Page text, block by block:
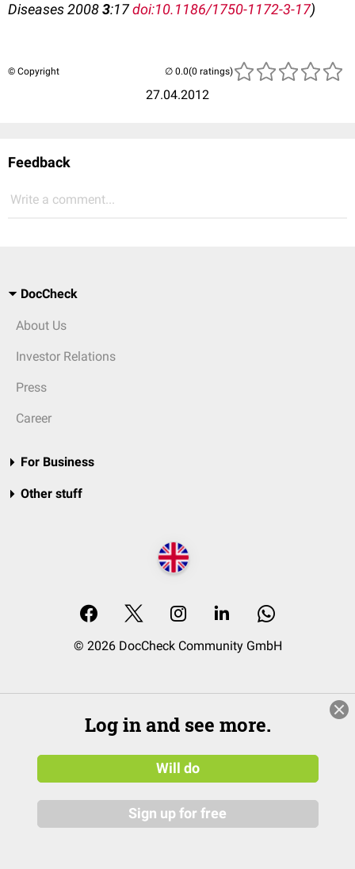
Diseases 20083:17doi:10.1186/1750-1172-3-17)
© Copyright
27.04.2012
(0 ratings)
Feedback
Write a comment...
DocCheck
About Us
Investor Relations
Press
Career
For Business
Other stuff
© 2026 DocCheck Community GmbH
Log in and see more.
Will do
Sign up for free